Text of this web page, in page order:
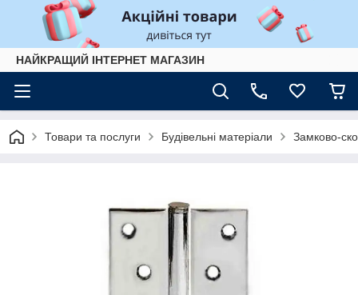
НАЙКРАЩИЙ ІНТЕРНЕТ МАГАЗИН
Товари та послуги Будівельні матеріали Замково-